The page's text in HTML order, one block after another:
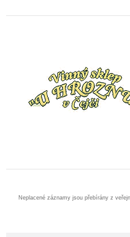
Neplacené záznamy jsou přebírány z